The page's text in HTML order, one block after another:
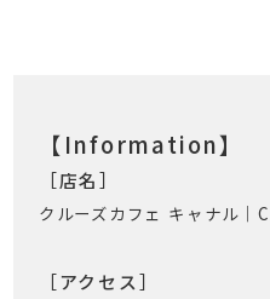
【Information】
［店名］
クルーズカフェ キャナル
［アクセス］